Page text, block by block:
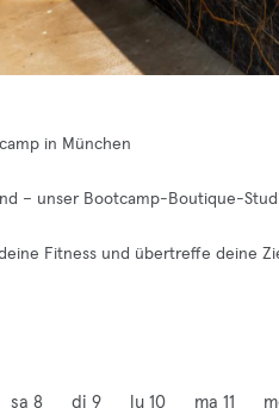
in München
– unser Bootcamp-Boutique-
Fitness und übertreffe deine
sa 8 di 9 lu 10 ma 11